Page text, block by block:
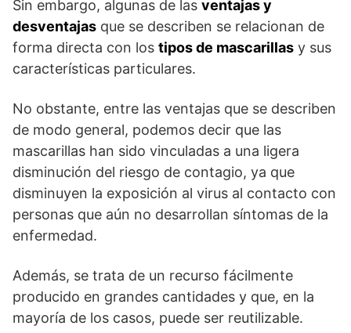
Sin embargo, algunas de las ventajas y
desventajas que se describen se relacionan de
forma directa con los tipos de mascarillas y sus
características particulares.
No obstante, entre las ventajas que se describen
de modo general, podemos decir que las
mascarillas han sido vinculadas a una ligera
disminución del riesgo de contagio, ya que
disminuyen la exposición al virus al contacto con
personas que aún no desarrollan síntomas de la
enfermedad.
Además, se trata de un recurso fácilmente
producido en grandes cantidades y que, en la
mayoría de los casos, puede ser reutilizable.